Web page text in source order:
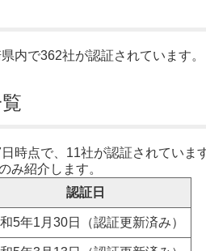
内で362社が認証されています。
時点で、11社が認証されていま
み紹介します。
認証日
5年1月30日（認証更新済み）